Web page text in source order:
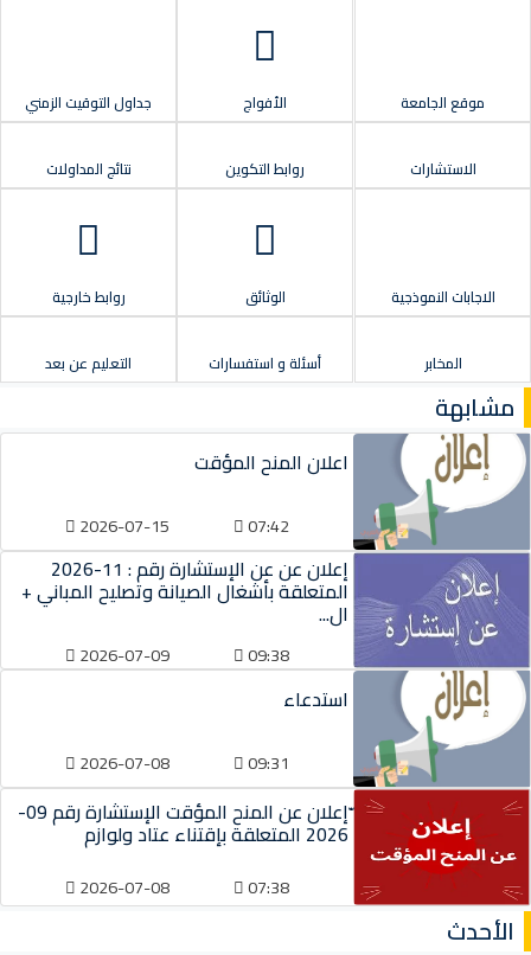
موقع الجامعة الأفواج جداول التوقيت الزمني
الاستشارات روابط التكوين نتائج المداولات
الاجابات النموذجية الوثائق روابط خارجية
المخابر أسئلة و استفسارات التعليم عن بعد
مشابهة
اعلان المنح المؤقت
07:42
2026-07-15
إعلان عن عن الإستشارة رقم : 11-2026
المتعلقة بأشغال الصيانة وتصليح المباني +
ال...
09:38
2026-07-09
استدعاء
09:31
2026-07-08
ّإعلان عن المنح المؤقت الإستشارة رقم 09-
2026 المتعلقة بإقتناء عتاد ولوازم
07:38
2026-07-08
الأحدث